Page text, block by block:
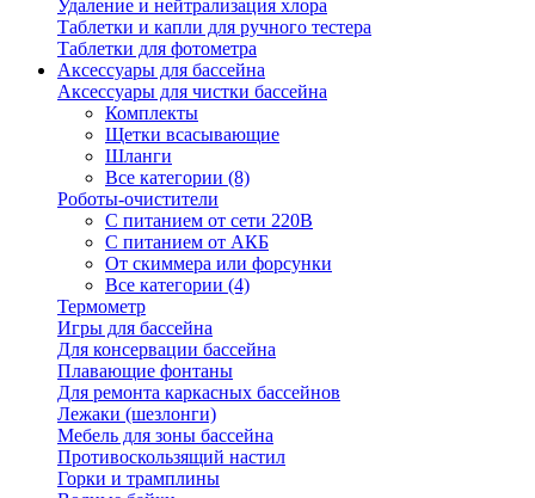
Удаление и нейтрализация хлора
Таблетки и капли для ручного тестера
Таблетки для фотометра
Аксессуары для бассейна
Аксессуары для чистки бассейна
Комплекты
Щетки всасывающие
Шланги
Все категории (8)
Роботы-очистители
С питанием от сети 220В
С питанием от АКБ
От скиммера или форсунки
Все категории (4)
Термометр
Игры для бассейна
Для консервации бассейна
Плавающие фонтаны
Для ремонта каркасных бассейнов
Лежаки (шезлонги)
Мебель для зоны бассейна
Противоскользящий настил
Горки и трамплины